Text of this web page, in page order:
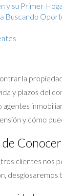
y su Primer
Buscando
la
y plazos del
agentes
y cómo
clientes nos